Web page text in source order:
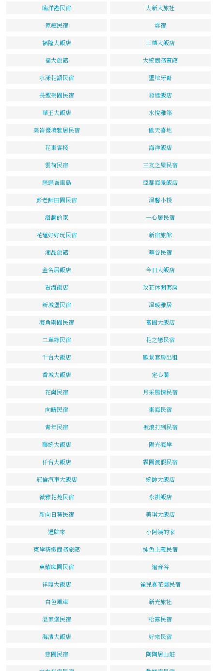
臨洋港民宿 大新大旅社
家庭民宿 雲宿
福隆大飯店 三德大飯店
福大旅館 大統商務賓館
水漾花語民宿 聖地牙哥
長聖榮園民宿 發達飯店
華王大飯店 水悅雅築
美崙優境雅居民宿 歡天喜地
花東客棧 海洋飯店
雲荷民宿 三友之屋民宿
戀戀峇里島 亞都海景飯店
彭老師田園民宿 溫馨小棧
洄瀾的家 一心居民宿
花蓮好好玩民宿 新宿旅館
湘品旅館 華谷民宿
金名居飯店 今日大飯店
看海飯店 玫花休閒套房
新城堡民宿 溫暖雅居
海角樂園民宿 富國大飯店
二草緣民宿 花之戀民宿
千台大飯店 歐景套房出租
香城大飯店 定心閣
花崗民宿 月采風情民宿
向晴民宿 東海民宿
青年民宿 被浪打到民宿
聯統大飯店 陽光海岸
仟台大飯店 霖園渡假民宿
冠倫汽車大飯店 統帥大飯店
薇雅花苑民宿 永祺飯店
新向日葵民宿 美琪大飯店
過院來 小阿姨的家
東岸精緻商務旅館 純色主義民宿
東耀庭園民宿 迴音谷
祥鼎大飯店 雀兒喜花園民宿
白色風車 新光旅社
溫家堡民宿 松露民宿
海濱大飯店 好來民宿
慈園民宿 陶陶居山莊